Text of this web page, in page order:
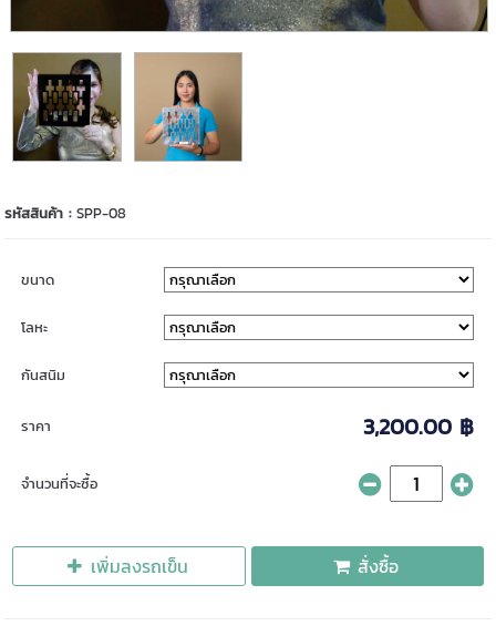
รหัสสินค้า :SPP-08
ขนาด
โลหะ
กันสนิม
ราคา 3,200.00 ฿
จำนวนที่จะซื้อ
เพิ่มลงรถเข็น สั่งซื้อ